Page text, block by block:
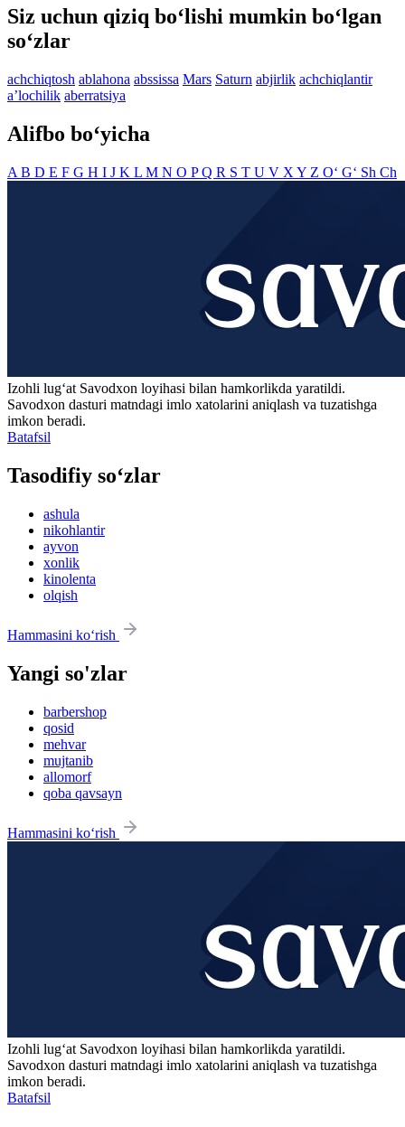
Siz uchun qiziq bo‘lishi mumkin bo‘lgan
so‘zlar
achchiqtosh ablahona abssissa Mars Saturn abjirlik achchiqlantir
aʼlochilik aberratsiya
Alifbo bo‘yicha
A B D E F G H I J K L M N O PQ R S T U V X Y Z O‘ G‘ Sh Ch
Izohli lugʻat Savodxon loyihasi bilan hamkorlikda yaratildi.
Savodxon dasturi matndagi imlo xatolarini aniqlash va tuzatishga
imkon beradi.
Batafsil
Tasodifiy so‘zlar
ashula
nikohlantir
ayvon
xonlik
kinolenta
olqish
Hammasini ko‘rish
Yangi so'zlar
barbershop
qosid
mehvar
mujtanib
allomorf
qoba qavsayn
Hammasini ko‘rish
Izohli lugʻat Savodxon loyihasi bilan hamkorlikda yaratildi.
Savodxon dasturi matndagi imlo xatolarini aniqlash va tuzatishga
imkon beradi.
Batafsil